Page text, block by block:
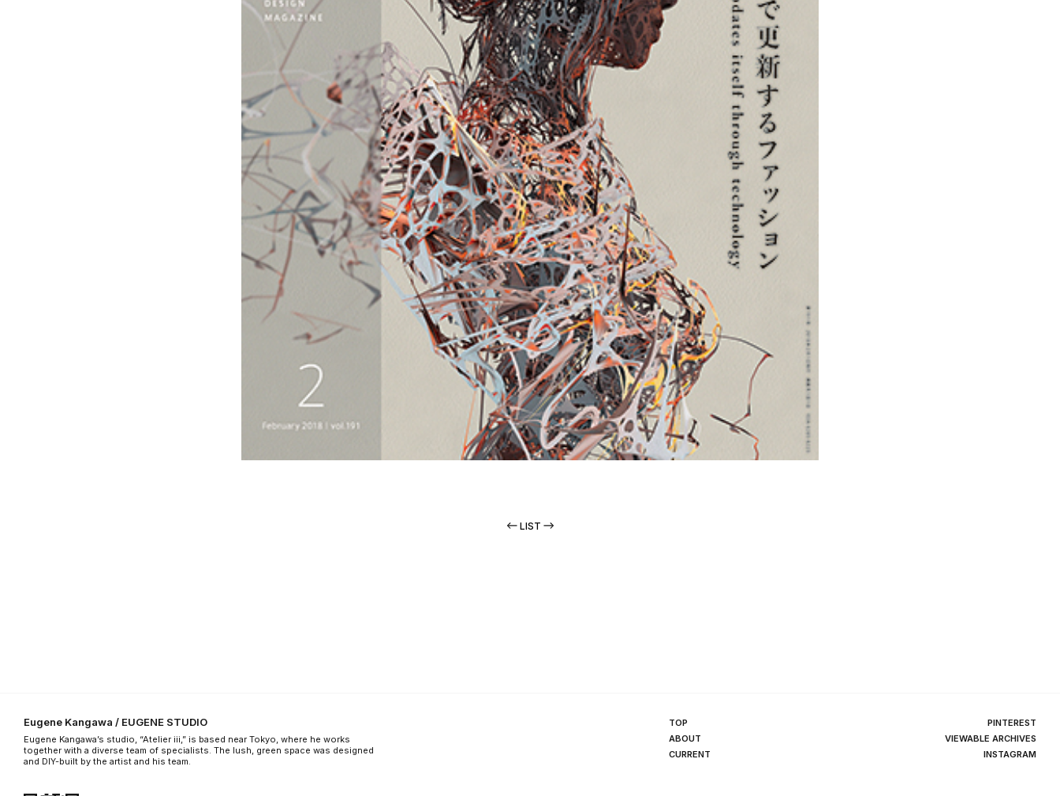
LIST
Eugene Kangawa / EUGENE STUDIO
Eugene Kangawa’s studio, “Atelier iii,” is based near Tokyo, where he works
together with a diverse team of specialists. The lush, green space was designed
and DIY-built by the artist and his team.
TOP
PINTEREST
ABOUT
VIEWABLE ARCHIVES
CURRENT
INSTAGRAM